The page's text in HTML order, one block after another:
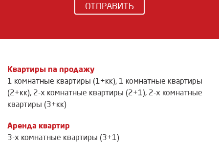
ОТПРАВИТЬ
Квартиры na продажу
1 комнатные квартиры (1+кк), 1 комнатные квартиры
(2+кк), 2-х комнатные квартиры (2+1), 2-х комнатные
квартиры (3+кк)
Аренда квартир
3-х комнатные квартиры (3+1)